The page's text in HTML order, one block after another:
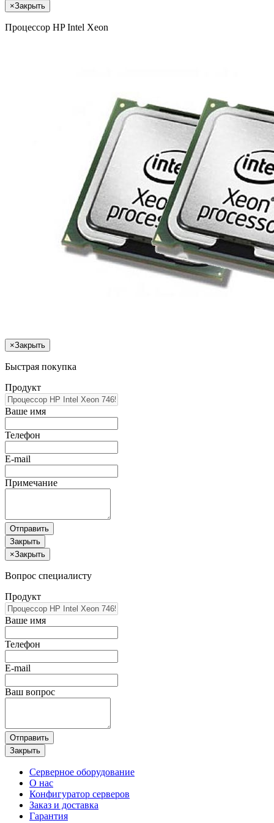
×Закрыть
Процессор HP Intel Xeon
×Закрыть
Быстрая покупка
Продукт
Ваше имя
Телефон
E-mail
Примечание
Отправить
Закрыть
×Закрыть
Вопрос специалисту
Продукт
Ваше имя
Телефон
E-mail
Ваш вопрос
Отправить
Закрыть
Серверное оборудование
О нас
Конфигуратор серверов
Заказ и доставка
Гарантия